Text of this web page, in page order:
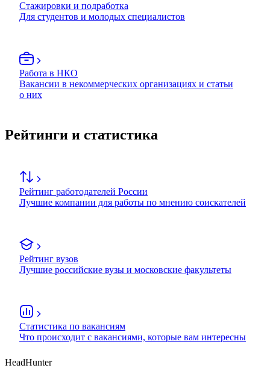
Стажировки и подработка
Для студентов и молодых специалистов
Работа в НКО
Вакансии в некоммерческих организациях и статьи
о них
Рейтинги и статистика
Рейтинг работодателей России
Лучшие компании для работы по мнению соискателей
Рейтинг вузов
Лучшие российские вузы и московские факультеты
Статистика по вакансиям
Что происходит с вакансиями, которые вам интересны
HeadHunter